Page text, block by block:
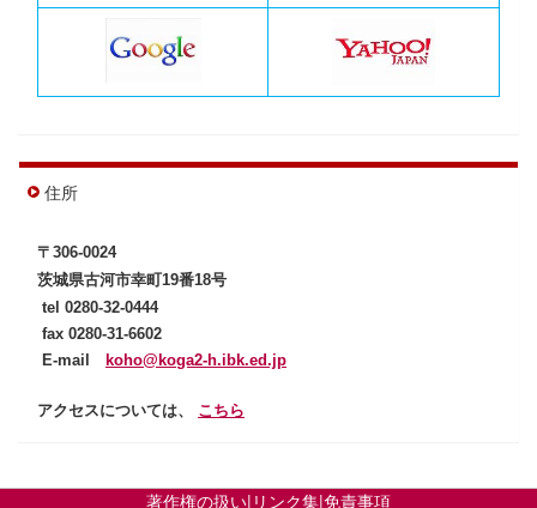
住所
〒306-0024
茨城県古河市幸町19番18号
tel 0280-32-0444
fax 0280-31-6602
E-mail
koho@koga2-h.ibk.ed.jp
アクセスについては、 こちら
著作権の扱い| リンク集|免責事項